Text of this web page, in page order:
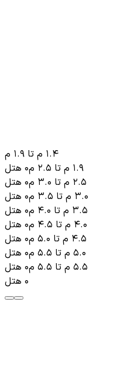
۱.۴ م تا ۱.۹ م
۰ هتل ۱.۹ م تا ۲.۵ م
۰ هتل ۲.۵ م تا ۳.۰ م
۰ هتل ۳.۰ م تا ۳.۵ م
۰ هتل ۳.۵ م تا ۴.۰ م
۰ هتل ۴.۰ م تا ۴.۵ م
۰ هتل ۴.۵ م تا ۵.۰ م
۰ هتل ۵.۰ م تا ۵.۵ م
۰ هتل ۵.۵ م تا ۵.۵ م
۰ هتل